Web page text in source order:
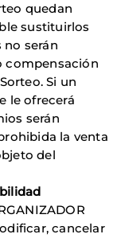
quedan
sustituirlos
serán
compensación
Si un
le ofrecerá
serán
la venta
del
cancelar